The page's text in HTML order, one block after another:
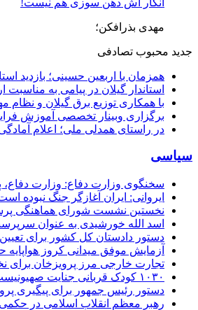
مهدی بذرافکن؛
جدید محبوب تصادفی
همزمان با اربعین حسینی؛ بازدید
استاندار گیلان در پیامی به
با همکاری توزیع برق گیلان و
برگزاری وبینار تخصصی آموزش
در راستای همدلی ملی؛ اعلام
سیاسی
سخنگوی وزارت دفاع: وزارت دفاع،
ایروانی: ایران آغازگر جنگ نبوده
نخستین نشست شورای هماهنگی
اسد الله خورشیدی به عنوان
دستور دادستان کل کشور برای تعیین
آزمایش موفق میدانی کروز هواپایه
تجارت خارجی مرز پرویزخان برای
۱۰۳۰ کودک قربانی جنایت صهیونیست‌ها
دستور رئیس جمهور برای پیگیری
رهبر معظم انقلاب اسلامی در